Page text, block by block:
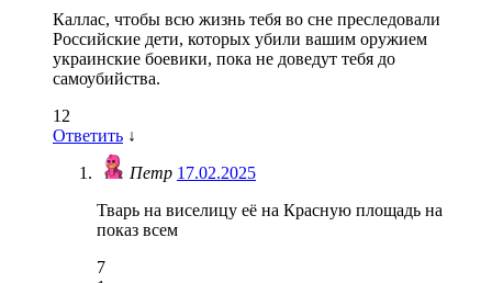
Каллас, чтобы всю жизнь тебя во сне преследовали
Российские дети, которых убили вашим оружием
украинские боевики, пока не доведут тебя до
самоубийства.
12
Ответить ↓
Петр 17.02.2025
Тварь на виселицу еë на Красную площадь на
показ всем
7